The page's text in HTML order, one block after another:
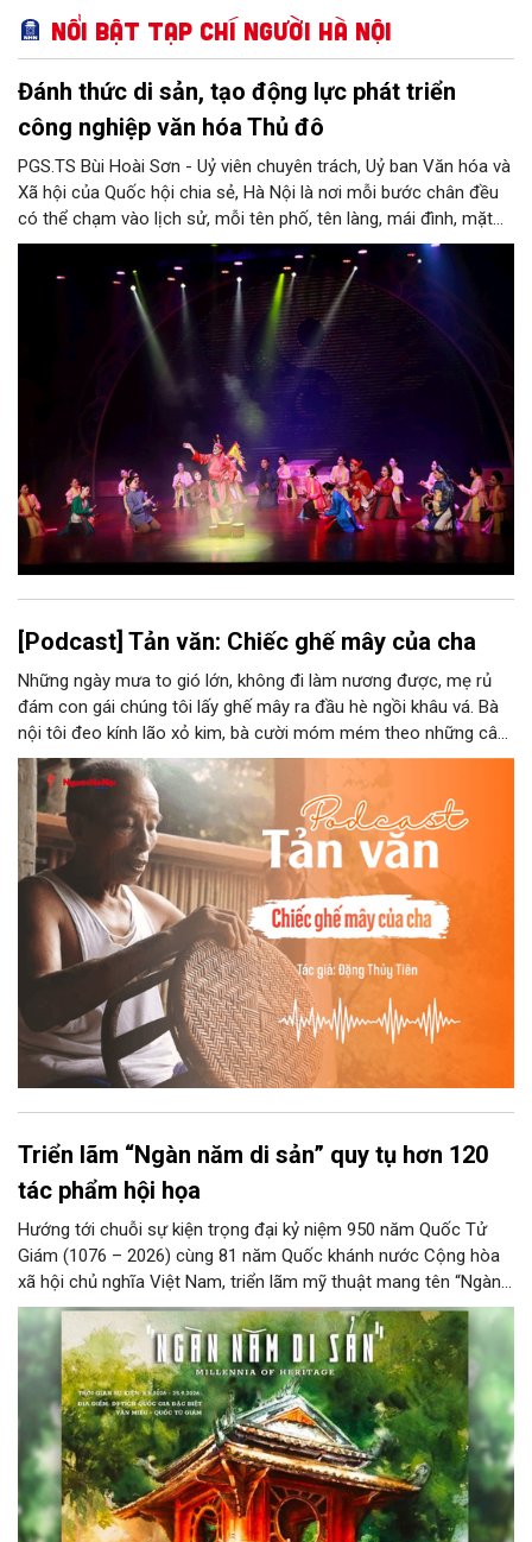
Nổi bật Tạp chí Người Hà Nội
Đánh thức di sản, tạo động lực phát triển
công nghiệp văn hóa Thủ đô
PGS.TS Bùi Hoài Sơn - Uỷ viên chuyên trách, Uỷ ban Văn hóa và
Xã hội của Quốc hội chia sẻ, Hà Nội là nơi mỗi bước chân đều
có thể chạm vào lịch sử, mỗi tên phố, tên làng, mái đình, mặt
hồ, nếp nhà, câu hát, món ăn, làn điệu, nghề thủ công đều có
thể kể một câu chuyện về chiều sâu văn hiến của dân tộc.
Nhưng trong kỷ nguyên mới, câu hỏi đặt ra không chỉ Hà Nội có
bao nhiêu di sản, bao nhiêu văn nghệ sĩ, trí thức, không gian ký
ức, mà là làm thế nào để những giá trị ấy trở thành nguồn lực
phát triển, thành sức mạnh mềm, thành động lực sáng tạo,
thành năng lực cạnh tranh của Thủ đô.
[Podcast] Tản văn: Chiếc ghế mây của cha
Những ngày mưa to gió lớn, không đi làm nương được, mẹ rủ
đám con gái chúng tôi lấy ghế mây ra đầu hè ngồi khâu vá. Bà
nội tôi đeo kính lão xỏ kim, bà cười móm mém theo những câu
chuyện kể tếu táo của đám trẻ chúng tôi. Chiếc ghế mây phát
ra âm thanh kin kít chịu đựng sức nặng cơ thể con người theo
những điệu cười khúc khích.
Triển lãm “Ngàn năm di sản” quy tụ hơn 120
tác phẩm hội họa
Hướng tới chuỗi sự kiện trọng đại kỷ niệm 950 năm Quốc Tử
Giám (1076 – 2026) cùng 81 năm Quốc khánh nước Cộng hòa
xã hội chủ nghĩa Việt Nam, triển lãm mỹ thuật mang tên “Ngàn
năm di sản” sẽ chính thức khai mạc vào ngày 8/8 tại Nhà Thái
Học, Di tích Quốc gia đặc biệt Văn Miếu – Quốc Tử Giám. Sự
kiện kéo dài đến ngày 25/9/2026 hứa hẹn trở thành điểm đến
văn hóa đầy sức hút, góp phần làm phong phú đời sống nghệ
thuật của Thủ đô trong mùa thu này.